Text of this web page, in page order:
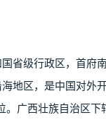
省级行政区，首府
地区，是中国对外
。广西壮族自治区